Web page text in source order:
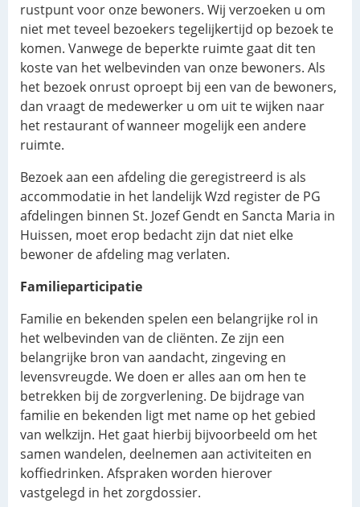
rustpunt voor onze bewoners. Wij verzoeken u om
niet met teveel bezoekers tegelijkertijd op bezoek te
komen. Vanwege de beperkte ruimte gaat dit ten
koste van het welbevinden van onze bewoners. Als
het bezoek onrust oproept bij een van de bewoners,
dan vraagt de medewerker u om uit te wijken naar
het restaurant of wanneer mogelijk een andere
ruimte.
Bezoek aan een afdeling die geregistreerd is als
accommodatie in het landelijk Wzd register de PG
afdelingen binnen St. Jozef Gendt en Sancta Maria in
Huissen, moet erop bedacht zijn dat niet elke
bewoner de afdeling mag verlaten.
Familieparticipatie
Familie en bekenden spelen een belangrijke rol in
het welbevinden van de cliënten. Ze zijn een
belangrijke bron van aandacht, zingeving en
levensvreugde. We doen er alles aan om hen te
betrekken bij de zorgverlening. De bijdrage van
familie en bekenden ligt met name op het gebied
van welkzijn. Het gaat hierbij bijvoorbeeld om het
samen wandelen, deelnemen aan activiteiten en
koffiedrinken. Afspraken worden hierover
vastgelegd in het zorgdossier.